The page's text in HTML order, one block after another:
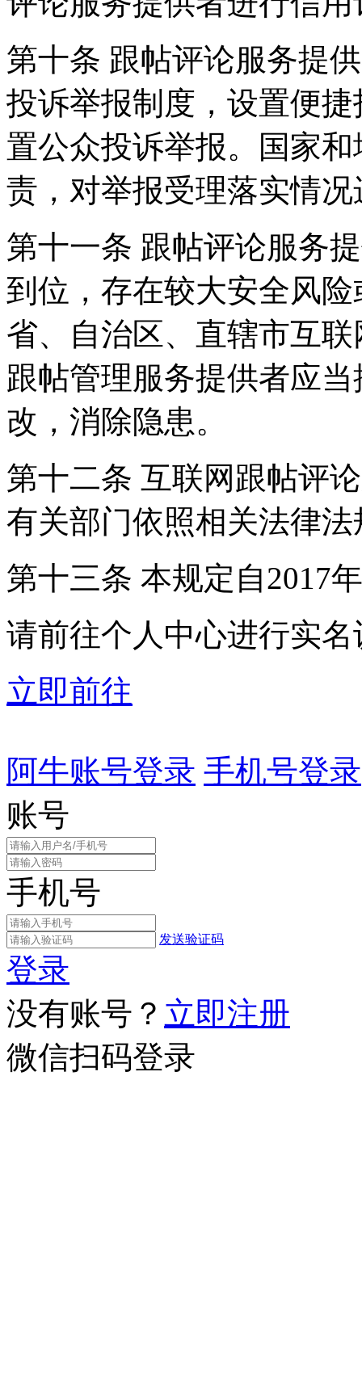
第十条 跟帖评论服务提
投诉举报制度，设置便
置公众投诉举报。国家
责，对举报受理落实情
第十一条 跟帖评论服务
到位，存在较大安全风
省、自治区、直辖市互
跟帖管理服务提供者应
改，消除隐患。
第十二条 互联网跟帖评
有关部门依照相关法律
第十三条 本规定自2017
请前往个人中心进行实名
立即前往
阿牛账号登录 手机号登录
账号
手机号
发送验证码
登录
没有账号？ 立即注册
微信扫码登录